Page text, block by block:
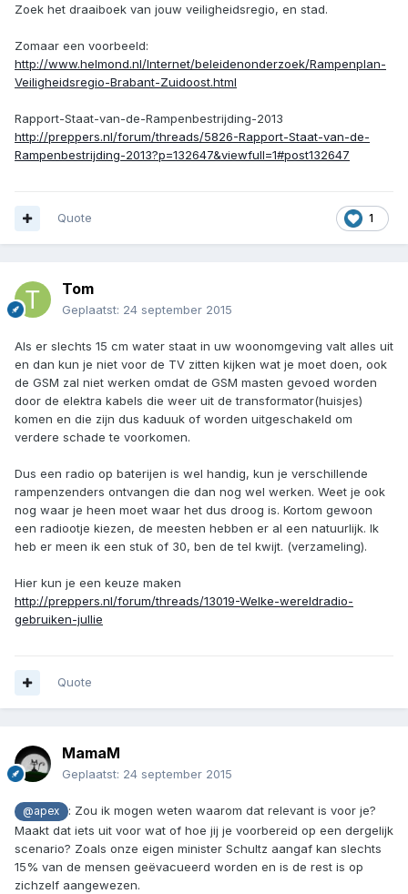
Zoek het draaiboek van jouw veiligheidsregio, en stad.
Zomaar een voorbeeld:
http://www.helmond.nl/Internet/beleidenonderzoek/Rampenplan-
Veiligheidsregio-Brabant-Zuidoost.html
Rapport-Staat-van-de-Rampenbestrijding-2013
http://preppers.nl/forum/threads/5826-Rapport-Staat-van-de-
Rampenbestrijding-2013?p=132647&viewfull=1#post132647
1
Quote
Tom
Geplaatst: 24 september 2015
Als er slechts 15 cm water staat in uw woonomgeving valt alles uit
en dan kun je niet voor de TV zitten kijken wat je moet doen, ook
de GSM zal niet werken omdat de GSM masten gevoed worden
door de elektra kabels die weer uit de transformator(huisjes)
komen en die zijn dus kaduuk of worden uitgeschakeld om
verdere schade te voorkomen.
Dus een radio op baterijen is wel handig, kun je verschillende
rampenzenders ontvangen die dan nog wel werken. Weet je ook
nog waar je heen moet waar het dus droog is. Kortom gewoon
een radiootje kiezen, de meesten hebben er al een natuurlijk. Ik
heb er meen ik een stuk of 30, ben de tel kwijt. (verzameling).
Hier kun je een keuze maken
http://preppers.nl/forum/threads/13019-Welke-wereldradio-
gebruiken-jullie
Quote
MamaM
Geplaatst: 24 september 2015
@apex
: Zou ik mogen weten waarom dat relevant is voor je?
Maakt dat iets uit voor wat of hoe jij je voorbereid op een dergelijk
scenario? Zoals onze eigen minister Schultz aangaf kan slechts
15% van de mensen geëvacueerd worden en is de rest is op
zichzelf aangewezen.